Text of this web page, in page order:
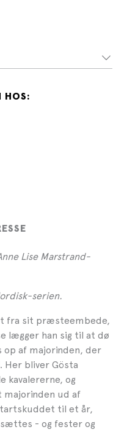
Lise Marstrand-
serien.
fra sit præsteembede,
lægger han sig til at dø
op af majorinden, der
Her bliver Gösta
kavalererne, og
majorinden ud af
til et år,
- og fester og
HOS: